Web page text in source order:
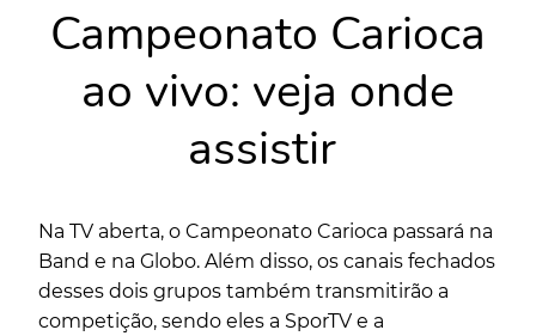
Campeonato Carioca
ao vivo: veja onde
assistir
Na TV aberta, o Campeonato Carioca passará na
Band e na Globo. Além disso, os canais fechados
desses dois grupos também transmitirão a
competição, sendo eles a SporTV e a